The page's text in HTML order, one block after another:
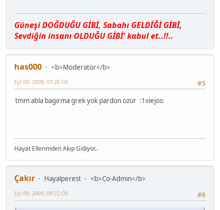
Güneşi DOĞDUĞU GİBİ, Sαbαhı GELDİĞİ GİBİ,
Sevdiğin insαnı OLDUĞU GİBİ' kαbul et..!!..
has000
<b>Moderatör</b>
#5
Eyl 09, 2009, 07:25 ÖS
tmm abla bagırma grek yok pardon ozur :1viejos:
Hayat Ellerimden Akıp Gidiyor..
Çakır Hayalperest
<b>Co-Admin</b>
#6
Eyl 09, 2009, 09:22 ÖS